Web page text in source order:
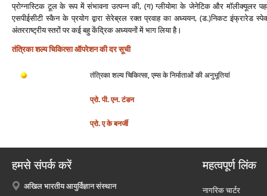
प्रोग्‍नास्टिक टूल के रूप में संभावना उत्‍पन्‍न की, (ग) ग्‍लीयोमा के जेनेटिक और मॉलीक्‍यूलर
एसपीईसीटी स्‍कैन के प्रयोग द्वारा सेरेब्रल रक्‍त प्रवाह का अध्‍ययन, (ड.)निकट इंफ्रारेड
अंतरराष्‍ट्रीय स्‍तरों पर कई बहु केंद्रिक अध्‍ययनों में भाग लिया है।
तंत्रिका शल्‍य चिकित्‍सा ऑपरेशन की दर सूची
तंत्रिका शल्‍य चिकित्‍सा, एम्‍स के निर्माताओं की अनुभूतियां
प्रो. पी. एन. टंडन
प्रो. ए के बनर्जी
हमसे संपर्क करें
अखिल भारतीय आयुर्विज्ञान संस्थान
महत्वपूर्ण लिंक
नागरिक चार्टर